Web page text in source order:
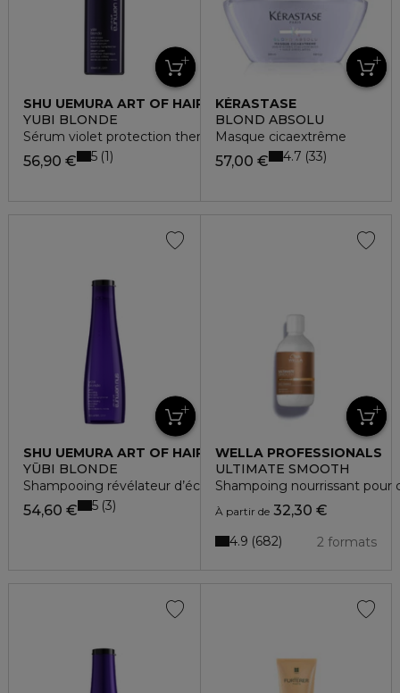
SHU UEMURA ART OF HAIR
YUBI BLONDE
Sérum violet protection thermique anti-faux reflets
56,90 € 5 1
KÉRASTASE
BLOND ABSOLU
Masque cicaextrême
57,00 € 4.7 33
SHU UEMURA ART OF HAIR
YŪBI BLONDE
Shampooing révélateur d’éclat
54,60 € 5 3
WELLA PROFESSIONALS
ULTIMATE SMOOTH
Shampoing nourrissant pour
À partir de32,30 €
2 formats
4.9 682